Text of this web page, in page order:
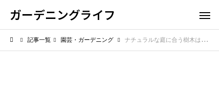
ガーデニングライフ
記事一覧 園芸・ガーデニング ナチュラルな庭に合う樹木は？やさしい雰囲気をつくる選び方